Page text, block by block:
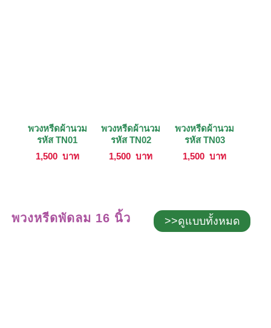
พวงหรีดผ้านวม
รหัส TN01
1,500 บาท
พวงหรีดผ้านวม
รหัส TN02
1,500 บาท
พวงหรีดผ้านวม
รหัส TN03
1,500 บาท
พวงหรีดพัดลม 16 นิ้ว >>ดูแบบทั้งหมด